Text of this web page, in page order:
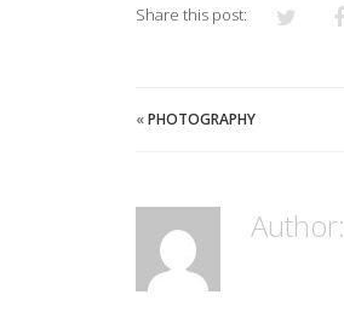
Share this post:
«PHOTOGRAPHY
Author: